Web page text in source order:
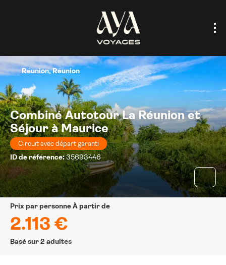
Combiné Autotour La Réunion et
Séjour à Maurice
Circuit avec départ garanti
ID de référence:35693446
Réunion, Réunion
prix par personne À partir de
2.113 €
Basé sur 2 adultes